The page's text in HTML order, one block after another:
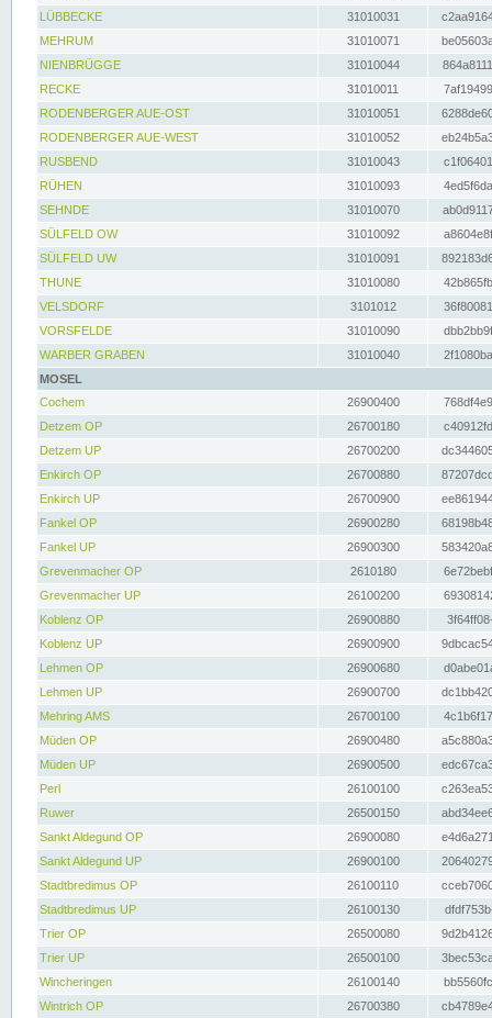
LÜBBECKE
31010031
MEHRUM
31010071
NIENBRÜGGE
31010044
RECKE
31010011
RODENBERGER AUE-OST
31010051
RODENBERGER AUE-WEST
31010052
RUSBEND
31010043
RÜHEN
31010093
SEHNDE
31010070
SÜLFELD OW
31010092
SÜLFELD UW
31010091
THUNE
31010080
VELSDORF
3101012
VORSFELDE
31010090
WARBER GRABEN
31010040
MOSEL
Cochem
26900400
Detzem OP
26700180
Detzem UP
26700200
Enkirch OP
26700880
Enkirch UP
26700900
Fankel OP
26900280
Fankel UP
26900300
Grevenmacher OP
2610180
Grevenmacher UP
26100200
Koblenz OP
26900880
Koblenz UP
26900900
Lehmen OP
26900680
Lehmen UP
26900700
Mehring AMS
26700100
Müden OP
26900480
Müden UP
26900500
Perl
26100100
Ruwer
26500150
Sankt Aldegund OP
26900080
Sankt Aldegund UP
26900100
Stadtbredimus OP
26100110
Stadtbredimus UP
26100130
Trier OP
26500080
Trier UP
26500100
Wincheringen
26100140
Wintrich OP
26700380